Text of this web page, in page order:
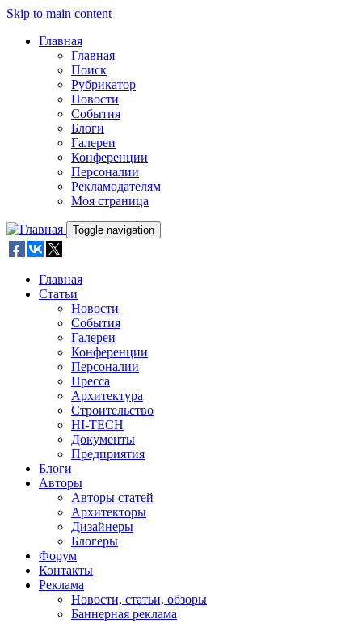
Skip to main content
Главная
Главная
Поиск
Рубрикатор
Новости
События
Блоги
Галереи
Конференции
Персоналии
Рекламодателям
Моя страница
Toggle navigation
Главная
Статьи
Новости
События
Галереи
Конференции
Персоналии
Пресса
Архитектура
Строительство
HI-TECH
Документы
Предприятия
Блоги
Авторы
Авторы статей
Архитекторы
Дизайнеры
Блогеры
Форум
Контакты
Реклама
Новости, статьи, обзоры
Баннерная реклама